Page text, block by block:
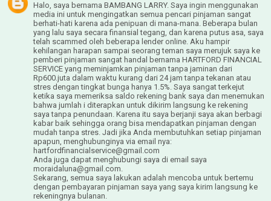
Halo, saya bernama BAMBANG LARRY. Saya ingin menggunakan
media ini untuk mengingatkan semua pencari pinjaman sangat
berhati-hati karena ada penipuan di mana-mana. Beberapa bulan
yang lalu saya secara finansial tegang, dan karena putus asa, saya
telah scammed oleh beberapa lender online. Aku hampir
kehilangan harapan sampai seorang teman saya merujuk saya ke
pemberi pinjaman sangat handal bernama HARTFORD FINANCIAL
SERVICE yang meminjamkan pinjaman tanpa jaminan dari
Rp600.juta dalam waktu kurang dari 24 jam tanpa tekanan atau
stres dengan tingkat bunga hanya 1.5%. Saya sangat terkejut
ketika saya memeriksa saldo rekening bank saya dan menemukan
bahwa jumlah i diterapkan untuk dikirim langsung ke rekening
saya tanpa penundaan. Karena itu saya berjanji saya akan berbagi
kabar baik sehingga orang bisa mendapatkan pinjaman dengan
mudah tanpa stres. Jadi jika Anda membutuhkan setiap pinjaman
apapun, menghubunginya via email nya:
hartfordfinancialservice@gmail.com
Anda juga dapat menghubungi saya di email saya
moraidaluna@gmail.com.
Sekarang, semua saya lakukan adalah mencoba untuk bertemu
dengan pembayaran pinjaman saya yang saya kirim langsung ke
rekeningnya bulanan.